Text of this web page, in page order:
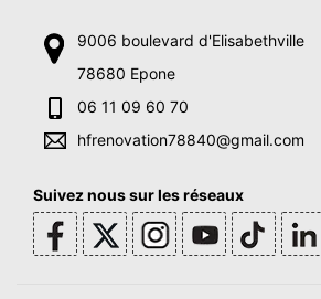
9006 boulevard d'Elisabethville
78680 Epone
06 11 09 60 70
hfrenovation78840@gmail.com
Suivez nous sur les réseaux